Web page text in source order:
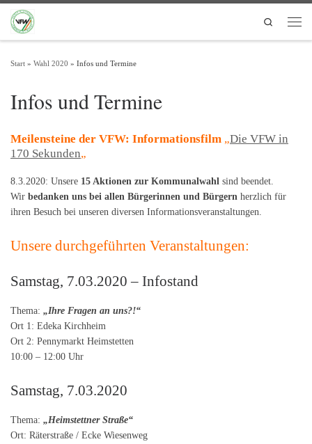
Zum Inhalt springen
Search
Start » Wahl 2020 » Infos und Termine
Infos und Termine
Meilensteine der VFW: Informationsfilm „Die VFW in
170 Sekunden„
8.3.2020: Unsere 15 Aktionen zur Kommunalwahl sind beendet.
Wir bedanken uns bei allen Bürgerinnen und Bürgern herzlich für
ihren Besuch bei unseren diversen Informationsveranstaltungen.
Unsere durchgeführten Veranstaltungen:
Samstag, 7.03.2020 – Infostand
Thema: „Ihre Fragen an uns?!“
Ort 1: Edeka Kirchheim
Ort 2: Pennymarkt Heimstetten
10:00 – 12:00 Uhr
Samstag, 7.03.2020
Thema: „Heimstettner Straße“
Ort: Räterstraße / Ecke Wiesenweg